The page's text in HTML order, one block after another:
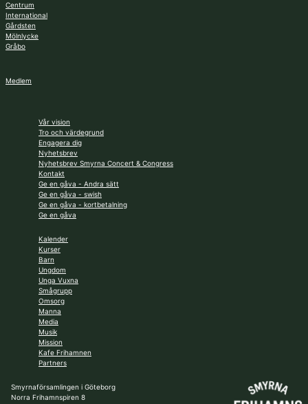
Centrum
International
Gårdsten
Mölnlycke
Gråbo
Medlem
Vår vision
Tro och värdegrund
Engagera dig
Nyhetsbrev
Nyhetsbrev Smyrna Concert & Congress
Kontakt
Ge en gåva - Andra sätt
Ge en gåva - swish
Ge en gåva - kortbetalning
Ge en gåva
Kalender
Kurser
Barn
Ungdom
Unga Vuxna
Smågrupp
Omsorg
Manna
Media
Musik
Mission
Kafe Frihamnen
Partners
Smyrnaförsamlingen i Göteborg
Norra Frihamnspiren 8